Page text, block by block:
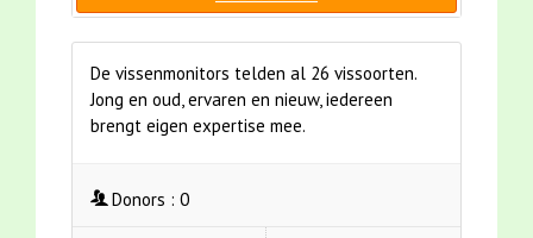
De vissenmonitors telden al 26 vissoorten.
Jong en oud, ervaren en nieuw, iedereen
brengt eigen expertise mee.
Donors : 0